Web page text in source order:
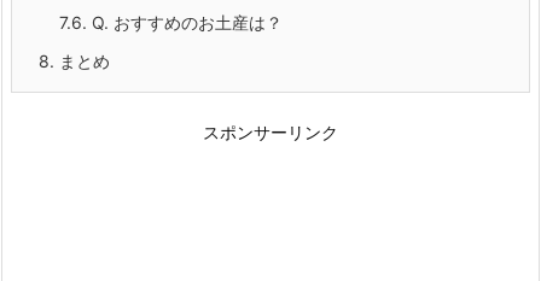
7.6. Q. おすすめのお土産は？
8. まとめ
スポンサーリンク